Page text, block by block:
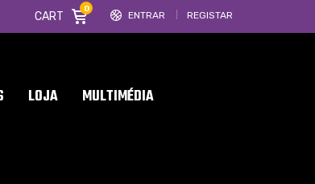
ENTRAR REGISTAR
CART
0
LOJA MULTIMÉDIA